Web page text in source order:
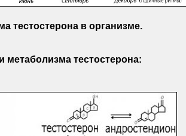
тестостерона в организме.
метаболизма тестостерона: